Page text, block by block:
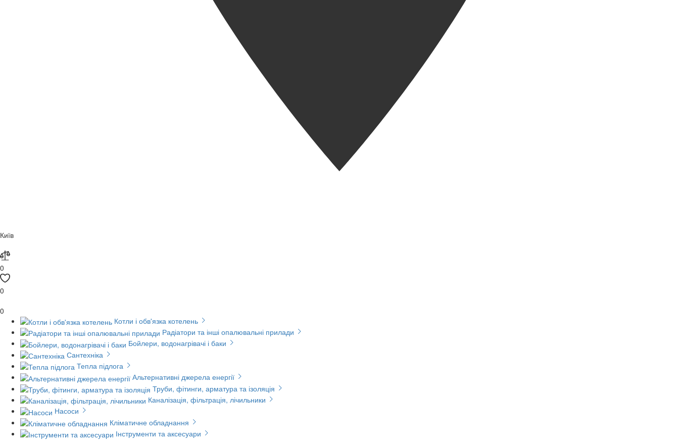
Київ
0
0
0
Котли і обв'язка котелень
Радіатори та інші опалювальні прилади
Бойлери, водонагрівачі і баки
Сантехніка
Тепла підлога
Альтернативні джерела енергії
Труби, фітинги, арматура та ізоляція
Каналізація, фільтрація, лічильники
Насоси
Кліматичне обладнання
Інструменти та аксесуари